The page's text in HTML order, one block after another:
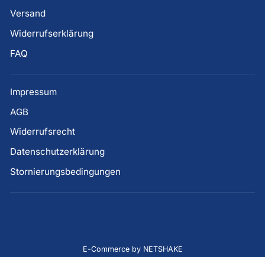
Versand
Widerrufserklärung
FAQ
Impressum
AGB
Widerrufsrecht
Datenschutzerklärung
Stornierungsbedingungen
E-Commerce by NETSHAKE